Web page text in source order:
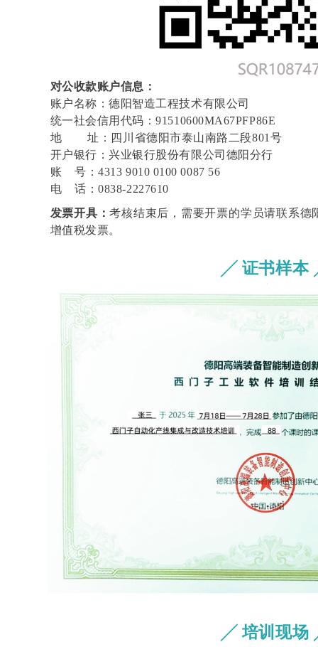
对公收款账户信息：
账户名称：德阳智造工程技术有限公司
统一社会信用代码：91510600MA67PFP86E
地 址：四川省德阳市泰山南路二段801号
开户银行：兴业银行股份有限公司德阳分行
账 号：4313 9010 0100 0087 56
电 话：0838-2227610
发票开具：考核结束后，需要开票的学员请联系
增值税发票。
╱ 证书样本
╱ 培训现场